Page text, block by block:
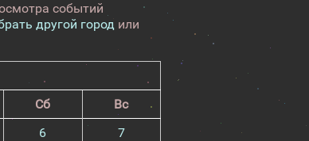
событий
другой город или
Сб
Вс
6
7